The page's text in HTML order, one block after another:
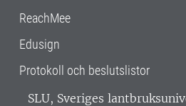
ReachMee
Edusign
Protokoll och beslutslistor
SLU, Sveriges